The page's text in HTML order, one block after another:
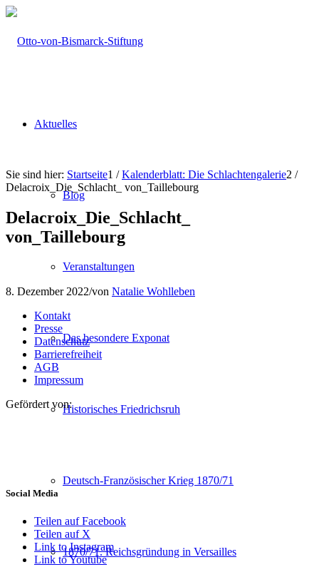
Aktuelles
Blog
Veranstaltungen
Das besondere Exponat
Historisches Friedrichsruh
Deutsch-Französischer Krieg 1870/71
1870/71. Reichsgründung in Versailles
Sie sind hier: Startseite1 / Kalenderblatt: Die Schlachtengalerie2 /
Delacroix_Die_Schlacht_ von_Taillebourg
Delacroix_Die_Schlacht_
von_Taillebourg
8. Dezember 2022/von Natalie Wohlleben
Kontakt
Presse
Datenschutz
Barrierefreiheit
AGB
Impressum
Gefördert von:
Social Media
Teilen auf Facebook
Teilen auf X
Link to Instagram
Link to Youtube